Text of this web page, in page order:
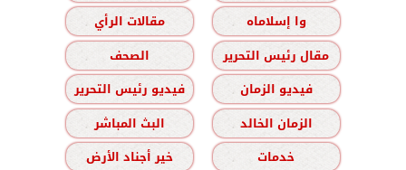
وا إسلاماه
مقالات الرأي
مقال رئيس التحرير
الصحف
فيديو الزمان
فيديو رئيس التحرير
الزمان الخالد
البث المباشر
خدمات
خير أجناد الأرض